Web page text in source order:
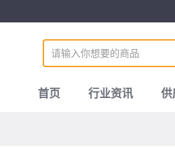
首页 行业资讯 供